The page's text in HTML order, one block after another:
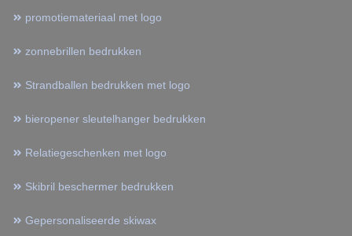
promotiemateriaal met logo
zonnebrillen bedrukken
Strandballen bedrukken met logo
bieropener sleutelhanger bedrukken
Relatiegeschenken met logo
Skibril beschermer bedrukken
Gepersonaliseerde skiwax